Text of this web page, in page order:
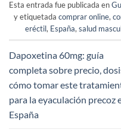
Esta entrada fue publicada en
y etiquetada comprar online,
eréctil, España, salud
Dapoxetina 60mg: guía
completa sobre precio,
cómo tomar este
para la eyaculación precoz
España